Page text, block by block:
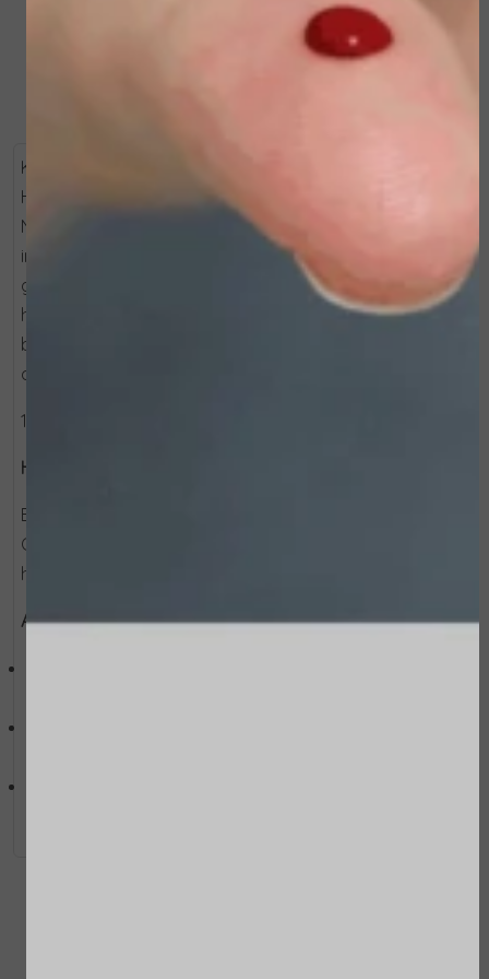
KISS DRYNESS GOODBYE.
HELLO, GLOWY, PLUMPED LIPS!
Natuurlijke lippen met een wauw-effect. Deze
innovatieve lip balm geeft je lippen een vollere,
gezondere uitstraling. Dankzij cactusvijgextract, dat de
huidbarrière van de lippen versterkt, biedt het
bescherming tegen uitdroging en zorgt het voor
directe én langdurige hydratatie.
10ml
Hoe te gebruiken:
Breng aan op de lippen en herhaal zo vaak als nodig.
Gebruik je de balm direct na een lipfiller met
hyaluronzuur? Volg dan het advies van je arts.
Actieve ingrediënten: